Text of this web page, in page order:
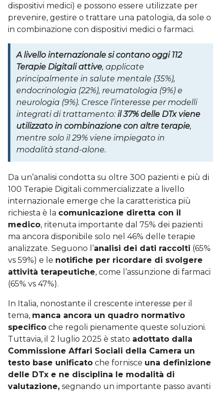
dispositivi medici) e possono essere utilizzate per
prevenire, gestire o trattare una patologia, da sole o
in combinazione con dispositivi medici o farmaci.
A livello internazionale si contano oggi 112
Terapie Digitali attive, applicate
principalmente in salute mentale (35%),
endocrinologia (22%), reumatologia (9%) e
neurologia (9%). Cresce l’interesse per modelli
integrati di trattamento: il 37% delle DTx viene
utilizzato in combinazione con altre terapie,
mentre solo il 29% viene impiegato in
modalità stand-alone.
Da un’analisi condotta su oltre 300 pazienti e più di
100 Terapie Digitali commercializzate a livello
internazionale emerge che la caratteristica più
richiesta è la comunicazione diretta con il
medico, ritenuta importante dal 75% dei pazienti
ma ancora disponibile solo nel 46% delle terapie
analizzate. Seguono l’analisi dei dati raccolti (65%
vs 59%) e le notifiche per ricordare di svolgere
attività terapeutiche, come l’assunzione di farmaci
(65% vs 47%).
In Italia, nonostante il crescente interesse per il
tema, manca ancora un quadro normativo
specifico che regoli pienamente queste soluzioni.
Tuttavia, il 2 luglio 2025 è stato adottato dalla
Commissione Affari Sociali della Camera un
testo base unificato che fornisce una definizione
delle DTx e ne disciplina le modalità di
valutazione, segnando un importante passo avanti